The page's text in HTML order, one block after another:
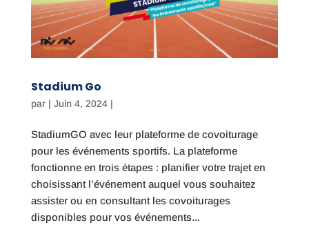
Stadium Go
par | Juin 4, 2024|
StadiumGO avec leur plateforme de covoiturage
pour les événements sportifs. La plateforme
fonctionne en trois étapes : planifier votre trajet en
choisissant l’événement auquel vous souhaitez
assister ou en consultant les covoiturages
disponibles pour vos événements...